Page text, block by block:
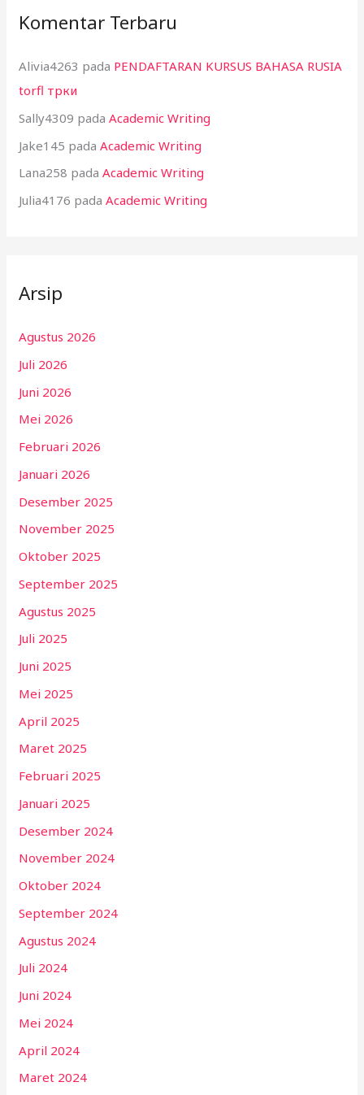
Komentar Terbaru
Alivia4263 pada PENDAFTARAN KURSUS BAHASA RUSIA
torfl трки
Sally4309 padaAcademic Writing
Jake145 padaAcademic Writing
Lana258 padaAcademic Writing
Julia4176 padaAcademic Writing
Arsip
Agustus 2026
Juli 2026
Juni 2026
Mei 2026
Februari 2026
Januari 2026
Desember 2025
November 2025
Oktober 2025
September 2025
Agustus 2025
Juli 2025
Juni 2025
Mei 2025
April 2025
Maret 2025
Februari 2025
Januari 2025
Desember 2024
November 2024
Oktober 2024
September 2024
Agustus 2024
Juli 2024
Juni 2024
Mei 2024
April 2024
Maret 2024